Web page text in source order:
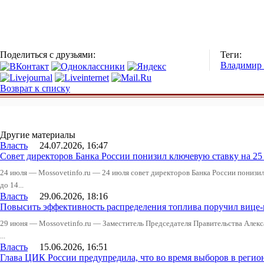
Поделиться с друзьями:
Теги:
Владимир
Возврат к списку
Другие материалы
Власть 24.07.2026, 16:47
Совет директоров Банка России понизил ключевую ставку на
24 июля — Mossovetinfo.ru — 24 июля совет директоров Банка России
до 14...
Власть 29.06.2026, 18:16
Повысить эффективность распределения топлива поручил
29 июня — Mossovetinfo.ru — Заместитель Председателя Правительства
...
Власть 15.06.2026, 16:51
Глава ЦИК России предупредила, что во время выборов в